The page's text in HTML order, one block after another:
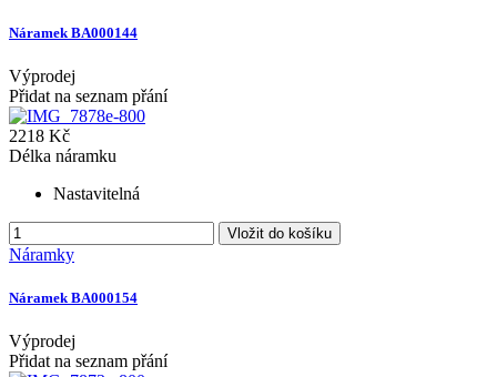
Náramek BA000144
Výprodej
Přidat na seznam přání
2218 Kč
Délka náramku
Nastavitelná
Vložit do košíku
Náramky
Náramek BA000154
Výprodej
Přidat na seznam přání